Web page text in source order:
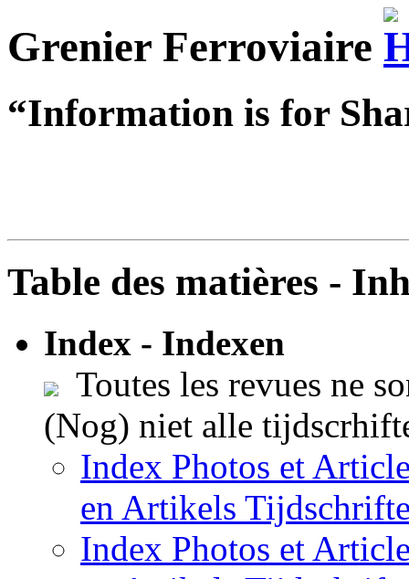
Grenier Ferroviaire
“Information is for
Table des matières -
Index - Indexen
Toutes les revues ne
(Nog) niet alle
Index Photos et
en Artikels
Index Photos et